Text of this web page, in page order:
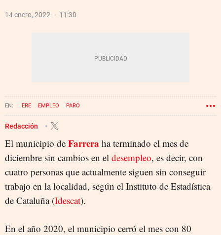
14 enero, 2022 11:30
ERE EMPLEO PARO
Redacción
El municipio de Farrera ha terminado el mes de
diciembre sin cambios en el desempleo, es decir, con
cuatro personas que actualmente siguen sin conseguir
trabajo en la localidad, según el Instituto de Estadística
de Cataluña (Idescat).
En el año 2020, el municipio cerró el mes con 80